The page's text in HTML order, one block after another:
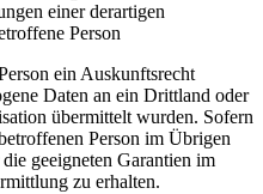
einer derartigen
Person
ein Auskunftsrecht
Daten an ein Drittland oder
übermittelt wurden. Sofern
Person im Übrigen
geeigneten Garantien im
zu erhalten.